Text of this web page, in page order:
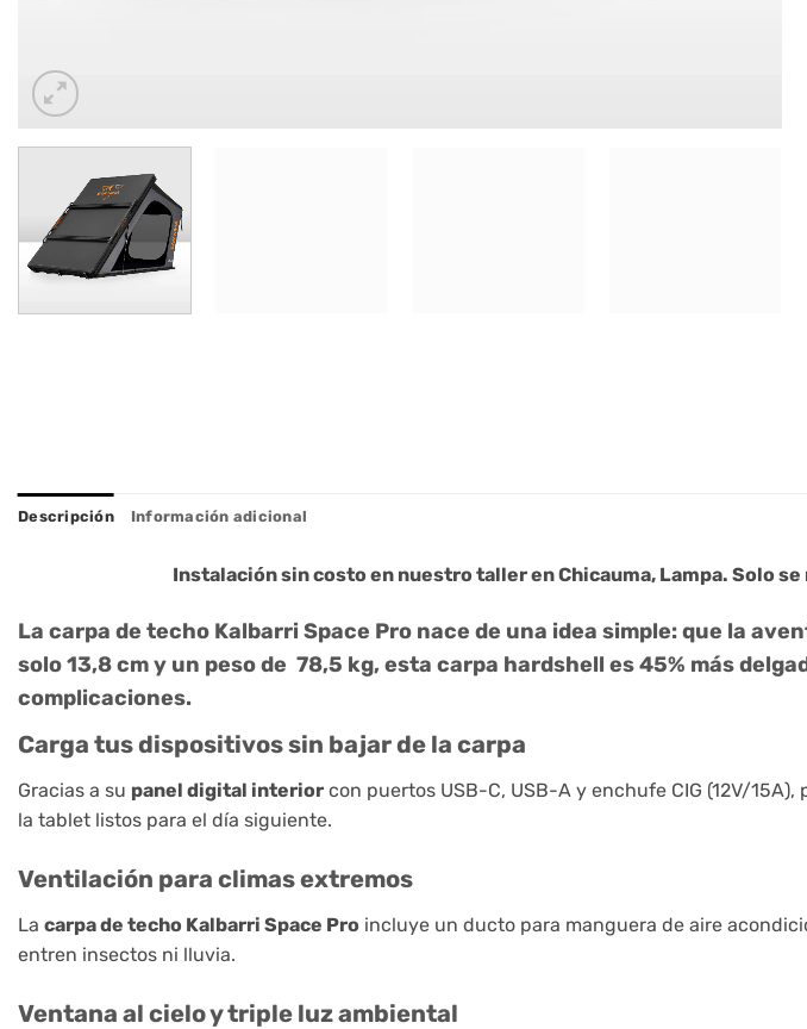
Descripción Información adicional
Instalación sin costo en nuestro taller en Chicauma, Lampa. Solo
La carpa de techo Kalbarri Space Pro nace de una idea simple: que la
solo 13,8 cm y un peso de 78,5 kg, esta carpa hardshell es 45% más
complicaciones.
Carga tus dispositivos sin bajar de la carpa
Gracias a su panel digital interior con puertos USB-C, USB-A y enchufe CIG (12V/
la tablet listos para el día siguiente.
Ventilación para climas extremos
La carpa de techo Kalbarri Space Pro incluye un ducto para manguera de aire
entren insectos ni lluvia.
Ventana al cielo y triple luz ambiental